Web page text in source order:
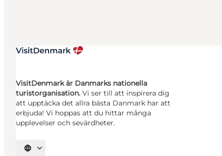
VisitDenmark är Danmarks nationella
turistorganisation. Vi ser till att inspirera dig
att upptäcka det allra bästa Danmark har att
erbjuda! Vi hoppas att du hittar många
upplevelser och sevärdheter.
Välj språk